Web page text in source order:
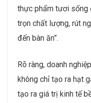
thực phẩm tươi sống
trọn chất lượng, rút
đến bàn ăn”.
Rõ ràng, doanh
không chỉ tạo ra hạt
tạo ra giá trị kinh tế